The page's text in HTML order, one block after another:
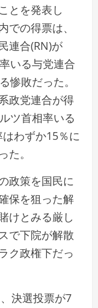
とを発表し
での得票は、
連合(RN)が
いる与党連合
惨敗だった。
政党連合が得
ツ首相率いる
わずか15％に
た。
政策を国民に
保を狙った解
けとみる厳し
で下院が解散
ク政権下だっ
決選投票が7